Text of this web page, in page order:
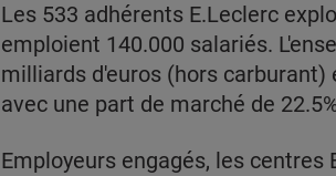
Les 533 adhérents E.Leclerc
emploient 140.000 salariés.
milliards d'euros (hors
avec une part de marché de
Employeurs engagés, les